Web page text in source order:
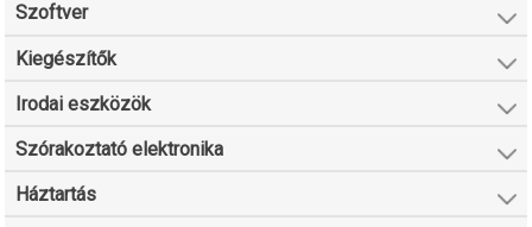
Szoftver
Kiegészítők
Irodai eszközök
Szórakoztató elektronika
Háztartás